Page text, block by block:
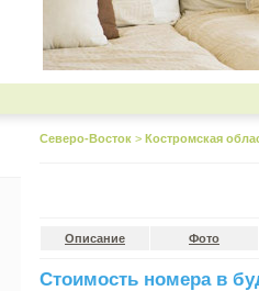
Северо-Восток > Костромская
Описание Фото
Стоимость номера в